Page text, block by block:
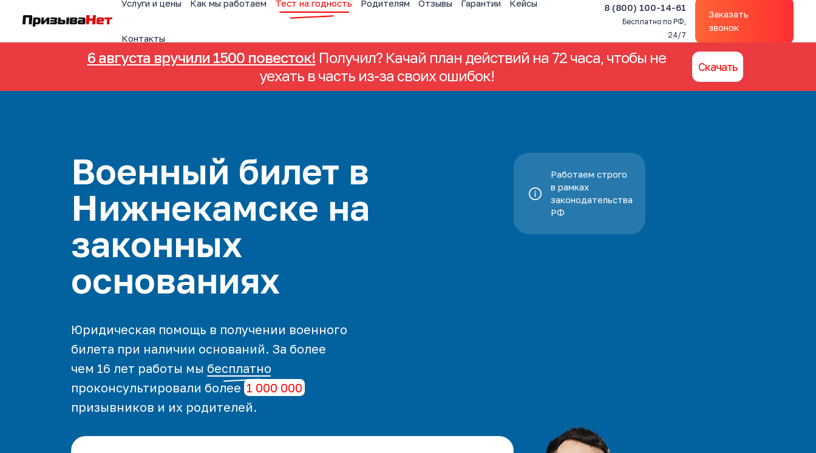
Услуги и цены Как мы работаем Тест на годность Родителям Отзывы Гарантии Кейсы
Контакты
8 (800) 100-14-61
Бесплатно по РФ,
24/7
Заказать
звонок
6 августа вручили 1500 повесток! Получил? Качай план действий на 72 часа, чтобы не
уехать в часть из-за своих ошибок!
Скачать
Военный билет в
Нижнекамске на
законных
основаниях
Юридическая помощь в получении военного
билета при наличии оснований. За более
чем 16 лет работы мы бесплатно
проконсультировали более 1 000 000
призывников и их родителей.
Работаем строго
в рамках
законодательства
РФ